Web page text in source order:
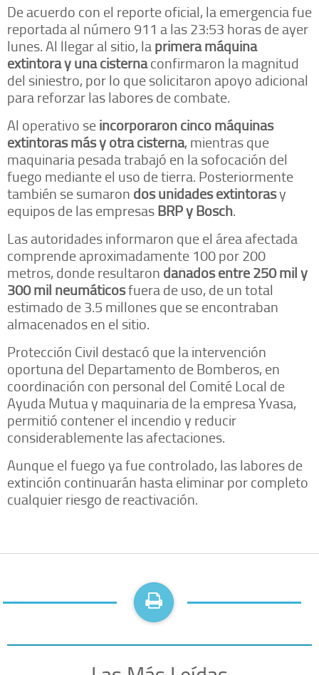
De acuerdo con el reporte oficial, la emergencia fue
reportada al número 911 a las 23:53 horas de ayer
lunes. Al llegar al sitio, laprimera máquina
extintora y una cisternaconfirmaron la magnitud
del siniestro, por lo que solicitaron apoyo adicional
para reforzar las labores de combate.
Al operativo seincorporaron cinco máquinas
extintoras más y otra cisterna, mientras que
maquinaria pesada trabajó en la sofocación del
fuego mediante el uso de tierra. Posteriormente
también se sumaron dos unidades extintorasy
equipos de las empresasBRP y Bosch.
Las autoridades informaron que el área afectada
comprende aproximadamente 100 por 200
metros, donde resultaron dañados entre 250 mil y
300 mil neumáticosfuera de uso, de un total
estimado de 3.5 millones que se encontraban
almacenados en el sitio.
Protección Civil destacó que la intervención
oportuna del Departamento de Bomberos, en
coordinación con personal del Comité Local de
Ayuda Mutua y maquinaria de la empresa Yvasa,
permitió contener el incendio y reducir
considerablemente las afectaciones.
Aunque el fuego ya fue controlado, las labores de
extinción continuarán hasta eliminar por completo
cualquier riesgo de reactivación.